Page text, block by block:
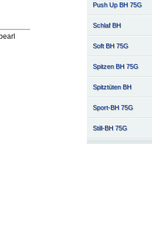
Push Up BH 75G
Schlaf BH
Soft BH 75G
Spitzen BH 75G
Spitztüten BH
Sport-BH 75G
Still-BH 75G